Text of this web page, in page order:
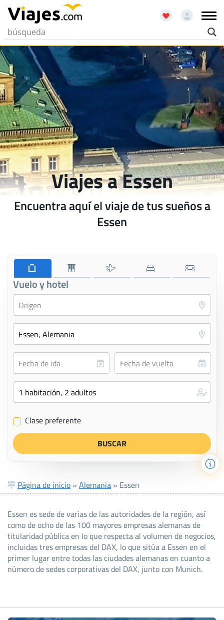
Viajes a Essen
Encuentra aquí el viaje de tus sueños a
Essen
Vuelo y hotel
✔ Clase preferente
Página de inicio » Alemania » Essen
Essen es sede de varias de las autoridades de la región, así
como de ocho de las 100 mayores empresas alemanas de
titularidad pública en lo que respecta al volumen de negocios,
incluidas tres empresas del DAX, lo que sitúa a Essen en el
primer lugar entre todas las ciudades alemanas en cuanto a
número de sedes corporativas del DAX, junto con Munich.